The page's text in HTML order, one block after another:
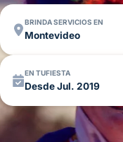
BRINDA SERVICIOS EN
Montevideo
EN TUFIESTA
Desde Jul. 2019